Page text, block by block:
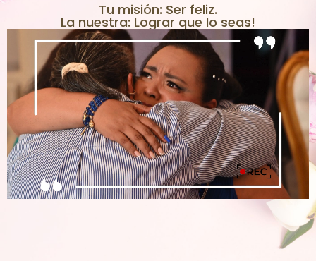
Tu misión: Ser feliz.
La nuestra: Lograr que lo seas!